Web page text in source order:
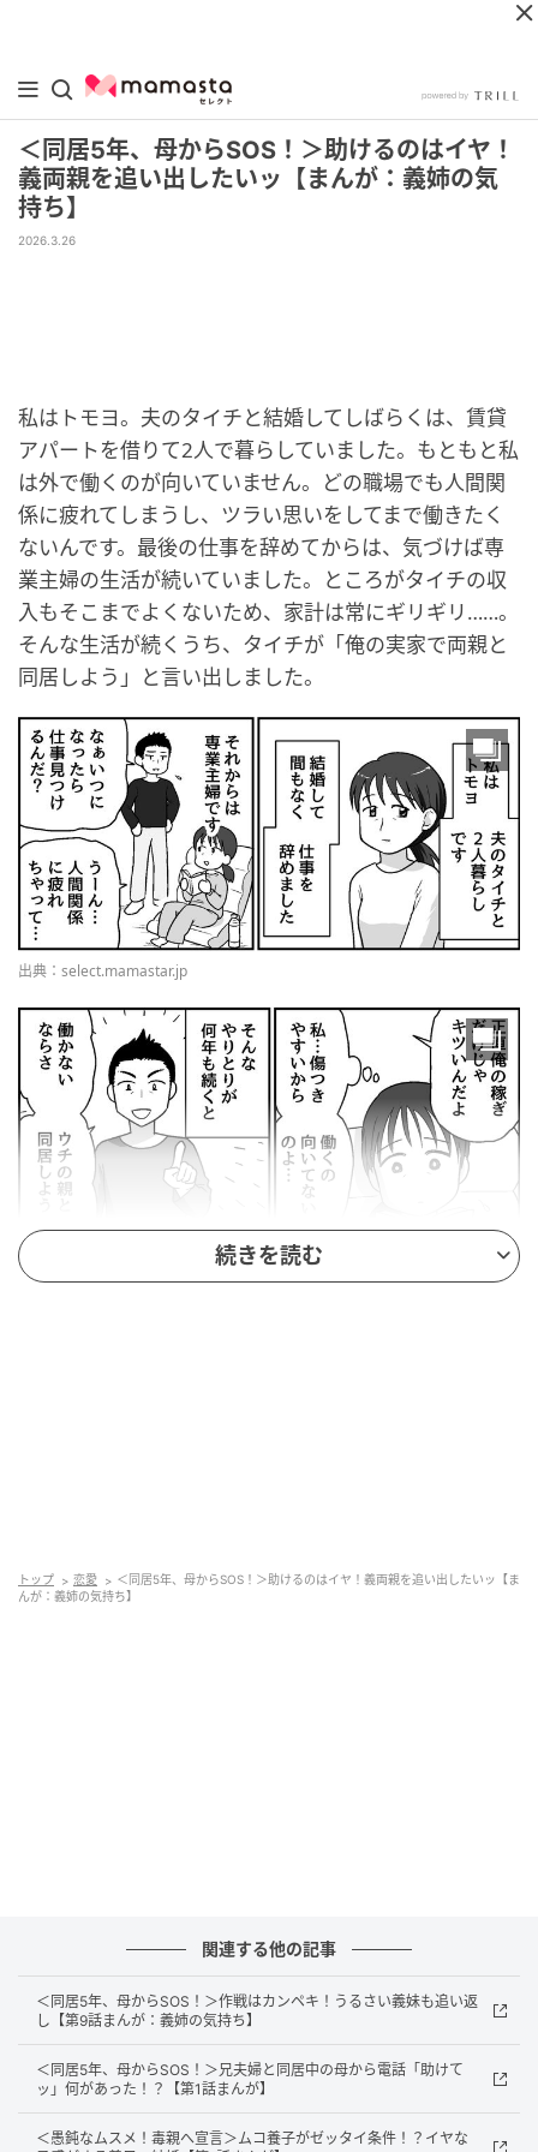
＜同居5年、母からSOS！＞助けるのはイヤ！
義両親を追い出したいッ【まんが：義姉の気
持ち】
2026.3.26
私はトモヨ。夫のタイチと結婚してしばらくは、賃貸
アパートを借りて2人で暮らしていました。もともと私
は外で働くのが向いていません。どの職場でも人間関
係に疲れてしまうし、ツラい思いをしてまで働きたく
ないんです。最後の仕事を辞めてからは、気づけば専
業主婦の生活が続いていました。ところがタイチの収
入もそこまでよくないため、家計は常にギリギリ……。
そんな生活が続くうち、タイチが「俺の実家で両親と
同居しよう」と言い出しました。
出典：select.mamastar.jp
出典：select.mamastar.jp 続きを読む
トップ 恋愛
＜同居5年、母からSOS！＞助けるのはイヤ！義両親を追い出したいッ【ま
んが：義姉の気持ち】
関連する他の記事
＜同居5年、母からSOS！＞作戦はカンペキ！うるさい義妹も追い返
し【第9話まんが：義姉の気持ち】
＜同居5年、母からSOS！＞兄夫婦と同居中の母から電話「助けて
ッ」何があった！？【第1話まんが】
＜愚鈍なムスメ！毒親へ宣言＞ムコ養子がゼッタイ条件！？イヤな